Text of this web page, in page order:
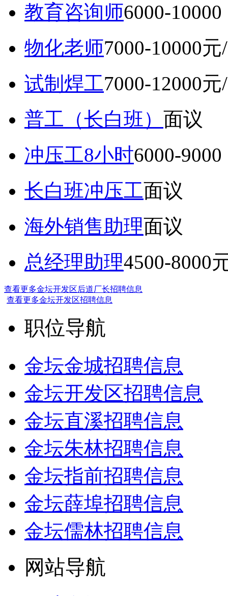
教育咨询师6000-
物化老师7000-10000元
试制焊工7000-12000元
普工（长白班） 面议
冲压工8小时6000-
长白班冲压工面议
海外销售助理面议
总经理助理4500-8000
查看更多金坛开发区后道厂长招聘信息
查看更多金坛开发区招聘信息
职位导航
金坛金城招聘信息
金坛开发区招聘信息
金坛直溪招聘信息
金坛朱林招聘信息
金坛指前招聘信息
金坛薛埠招聘信息
金坛儒林招聘信息
网站导航